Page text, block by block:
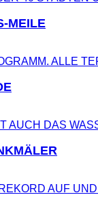
MEILE